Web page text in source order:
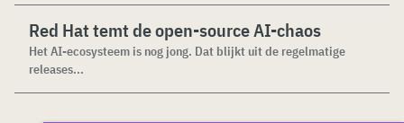
Red Hat temt de open-source AI-chaos
Het AI-ecosysteem is nog jong. Dat blijkt uit de regelmatige
releases...